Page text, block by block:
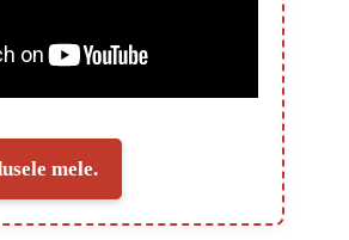
mele.